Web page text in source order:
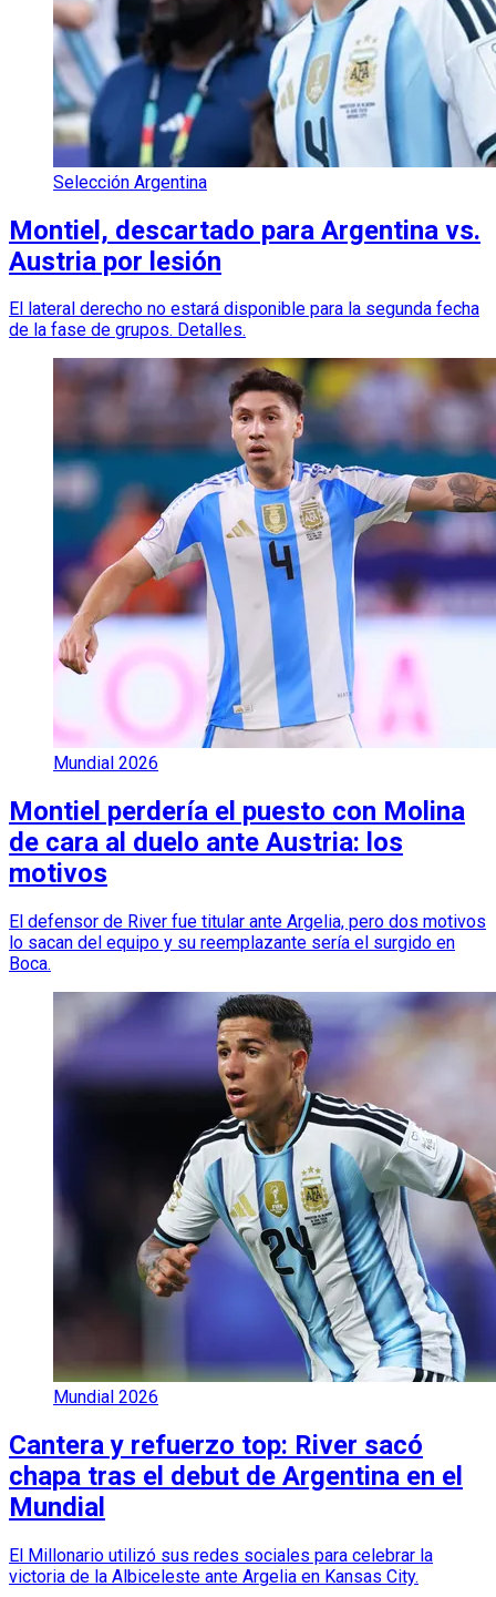
Selección Argentina
Montiel, descartado para Argentina vs.
Austria por lesión
El lateral derecho no estará disponible para la segunda fecha
de la fase de grupos. Detalles.
Mundial 2026
Montiel perdería el puesto con Molina
de cara al duelo ante Austria: los
motivos
El defensor de River fue titular ante Argelia, pero dos motivos
lo sacan del equipo y su reemplazante sería el surgido en
Boca.
Mundial 2026
Cantera y refuerzo top: River sacó
chapa tras el debut de Argentina en el
Mundial
El Millonario utilizó sus redes sociales para celebrar la
victoria de la Albiceleste ante Argelia en Kansas City.